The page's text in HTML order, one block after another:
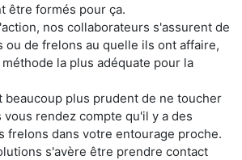
être formés pour ça.
nos collaborateurs s'assurent de
ou de frelons au quelle ils ont affaire,
la plus adéquate pour la
beaucoup plus prudent de ne toucher
rendez compte qu'il y a des
frelons dans votre entourage proche.
s'avère être prendre contact